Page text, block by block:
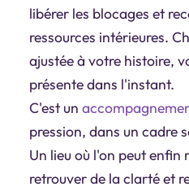
libérer les blocages et
ressources intérieures.
ajustée à votre histoire,
présente dans l'instant.
C'est un
pression, dans un cadre
Un lieu où l'on peut enfin
retrouver de la clarté et